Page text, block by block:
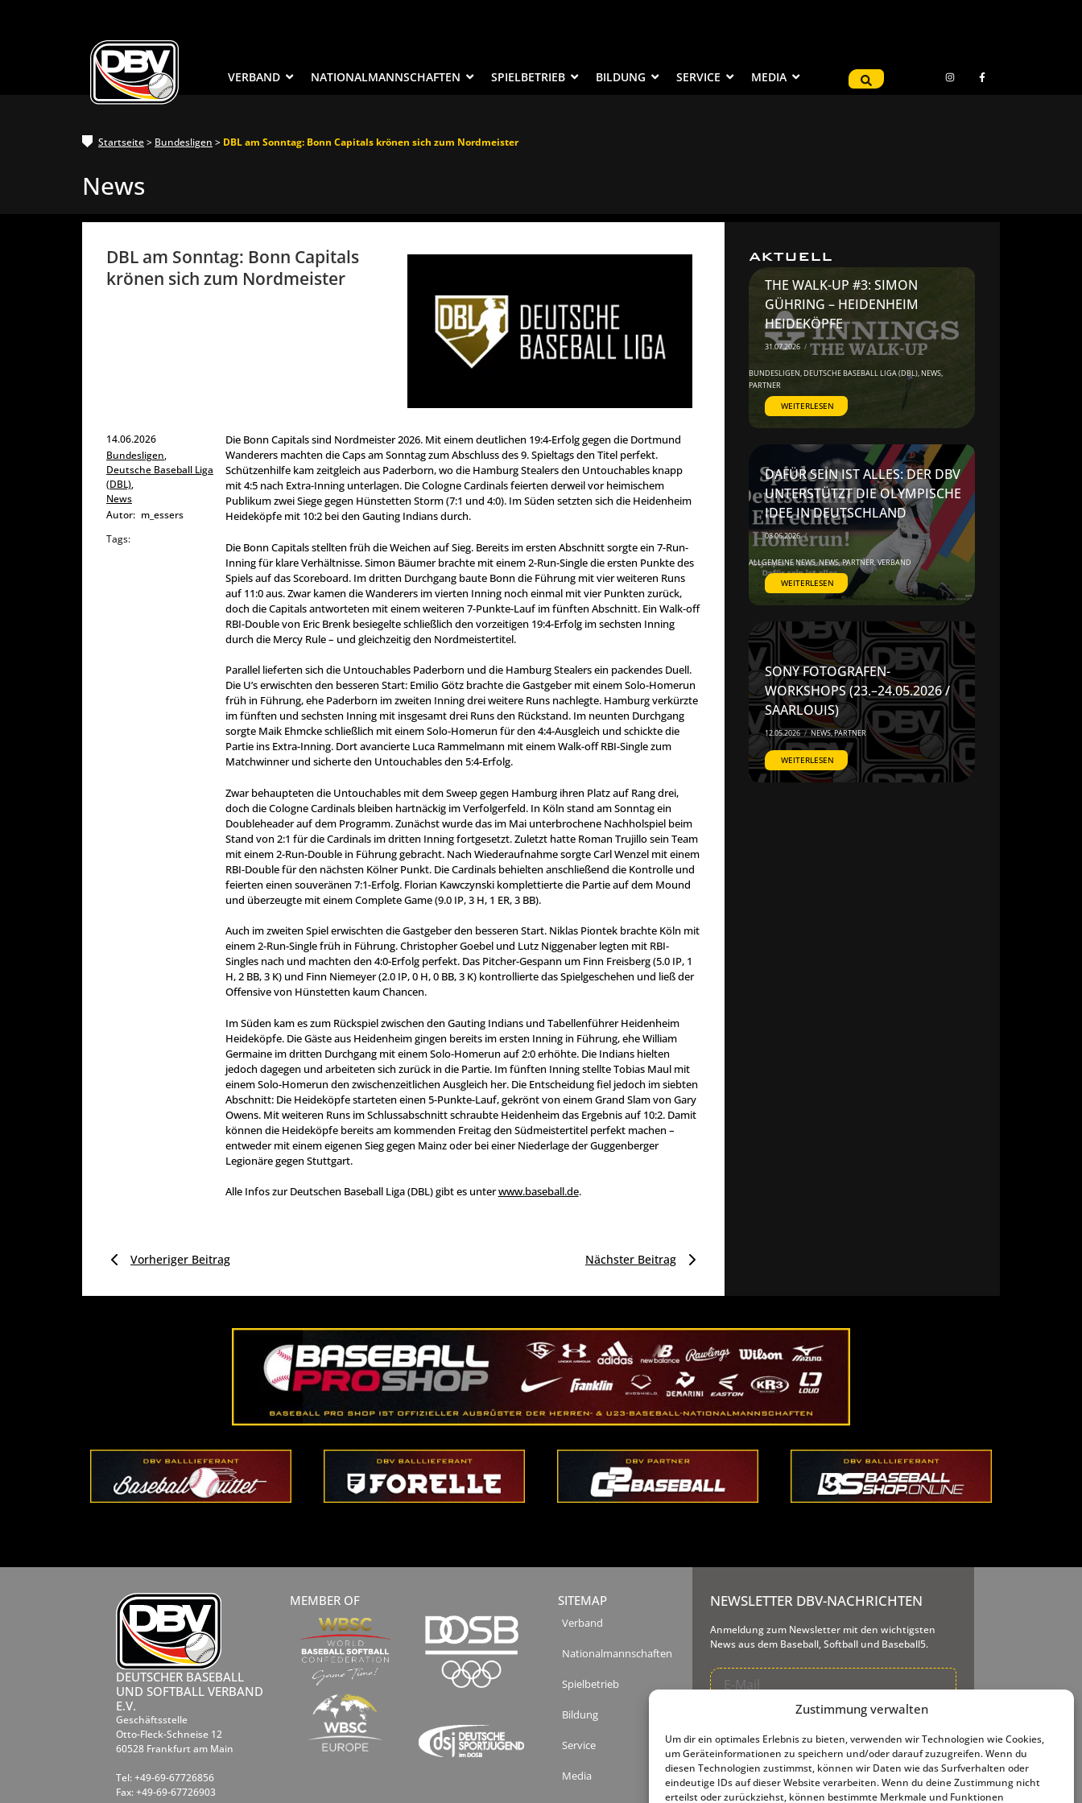
Zustimmung verwalten
Um dir ein optimales Erlebnis zu bieten, verwenden wir Technologien wie Cookies,
um Geräteinformationen zu speichern und/oder darauf zuzugreifen. Wenn du
diesen Technologien zustimmst, können wir Daten wie das Surfverhalten oder
eindeutige IDs auf dieser Website verarbeiten. Wenn du deine Zustimmung nicht
erteilst oder zurückziehst, können bestimmte Merkmale und Funktionen
VERBAND NATIONALMANNSCHAFTEN SPIELBETRIEB BILDUNG SERVICE MEDIA
Startseite> Bundesligen > DBL am Sonntag: Bonn Capitals krönen sich zum Nordmeister
News
DBL am Sonntag: Bonn Capitals
krönen sich zum Nordmeister
14.06.2026
Bundesligen,
Deutsche Baseball Liga
(DBL),
News
Autor: m_essers
Tags:
Die Bonn Capitals sind Nordmeister 2026. Mit einem deutlichen 19:4-Erfolg gegen die Dortmund
Wanderers machten die Caps am Sonntag zum Abschluss des 9. Spieltags den Titel perfekt.
Schützenhilfe kam zeitgleich aus Paderborn, wo die Hamburg Stealers den Untouchables knapp
mit 4:5 nach Extra-Inning unterlagen. Die Cologne Cardinals feierten derweil vor heimischem
Publikum zwei Siege gegen Hünstetten Storm (7:1 und 4:0). Im Süden setzten sich die Heidenheim
Heideköpfe mit 10:2 bei den Gauting Indians durch.
Die Bonn Capitals stellten früh die Weichen auf Sieg. Bereits im ersten Abschnitt sorgte ein 7-Run-
Inning für klare Verhältnisse. Simon Bäumer brachte mit einem 2-Run-Single die ersten Punkte des
Spiels auf das Scoreboard. Im dritten Durchgang baute Bonn die Führung mit vier weiteren Runs
auf 11:0 aus. Zwar kamen die Wanderers im vierten Inning noch einmal mit vier Punkten zurück,
doch die Capitals antworteten mit einem weiteren 7-Punkte-Lauf im fünften Abschnitt. Ein Walk-off
RBI-Double von Eric Brenk besiegelte schließlich den vorzeitigen 19:4-Erfolg im sechsten Inning
durch die Mercy Rule – und gleichzeitig den Nordmeistertitel.
Parallel lieferten sich die Untouchables Paderborn und die Hamburg Stealers ein packendes Duell.
Die U’s erwischten den besseren Start: Emilio Götz brachte die Gastgeber mit einem Solo-Homerun
früh in Führung, ehe Paderborn im zweiten Inning drei weitere Runs nachlegte. Hamburg verkürzte
im fünften und sechsten Inning mit insgesamt drei Runs den Rückstand. Im neunten Durchgang
sorgte Maik Ehmcke schließlich mit einem Solo-Homerun für den 4:4-Ausgleich und schickte die
Partie ins Extra-Inning. Dort avancierte Luca Rammelmann mit einem Walk-off RBI-Single zum
Matchwinner und sicherte den Untouchables den 5:4-Erfolg.
Zwar behaupteten die Untouchables mit dem Sweep gegen Hamburg ihren Platz auf Rang drei,
doch die Cologne Cardinals bleiben hartnäckig im Verfolgerfeld. In Köln stand am Sonntag ein
Doubleheader auf dem Programm. Zunächst wurde das im Mai unterbrochene Nachholspiel beim
Stand von 2:1 für die Cardinals im dritten Inning fortgesetzt. Zuletzt hatte Roman Trujillo sein Team
mit einem 2-Run-Double in Führung gebracht. Nach Wiederaufnahme sorgte Carl Wenzel mit einem
RBI-Double für den nächsten Kölner Punkt. Die Cardinals behielten anschließend die Kontrolle und
feierten einen souveränen 7:1-Erfolg. Florian Kawczynski komplettierte die Partie auf dem Mound
und überzeugte mit einem Complete Game (9.0 IP, 3 H, 1 ER, 3 BB).
Auch im zweiten Spiel erwischten die Gastgeber den besseren Start. Niklas Piontek brachte Köln mit
einem 2-Run-Single früh in Führung. Christopher Goebel und Lutz Niggenaber legten mit RBI-
Singles nach und machten den 4:0-Erfolg perfekt. Das Pitcher-Gespann um Finn Freisberg (5.0 IP, 1
H, 2 BB, 3 K) und Finn Niemeyer (2.0 IP, 0 H, 0 BB, 3 K) kontrollierte das Spielgeschehen und ließ der
Offensive von Hünstetten kaum Chancen.
Im Süden kam es zum Rückspiel zwischen den Gauting Indians und Tabellenführer Heidenheim
Heideköpfe. Die Gäste aus Heidenheim gingen bereits im ersten Inning in Führung, ehe William
Germaine im dritten Durchgang mit einem Solo-Homerun auf 2:0 erhöhte. Die Indians hielten
jedoch dagegen und arbeiteten sich zurück in die Partie. Im fünften Inning stellte Tobias Maul mit
einem Solo-Homerun den zwischenzeitlichen Ausgleich her. Die Entscheidung fiel jedoch im siebten
Abschnitt: Die Heideköpfe starteten einen 5-Punkte-Lauf, gekrönt von einem Grand Slam von Gary
Owens. Mit weiteren Runs im Schlussabschnitt schraubte Heidenheim das Ergebnis auf 10:2. Damit
können die Heideköpfe bereits am kommenden Freitag den Südmeistertitel perfekt machen –
entweder mit einem eigenen Sieg gegen Mainz oder bei einer Niederlage der Guggenberger
Legionäre gegen Stuttgart.
Alle Infos zur Deutschen Baseball Liga (DBL) gibt es unterwww.baseball.de.
Vorheriger Beitrag Nächster Beitrag
AKTUELL
THE WALK-UP #3: SIMON
GÜHRING – HEIDENHEIM
HEIDEKÖPFE
31.07.2026 /
BUNDESLIGEN,DEUTSCHE BASEBALL LIGA (DBL),NEWS,
PARTNER
WEITERLESEN
DAFÜR SEIN IST ALLES: DER DBV
UNTERSTÜTZT DIE OLYMPISCHE
IDEE IN DEUTSCHLAND
08.06.2026 /
ALLGEMEINE NEWS,NEWS,PARTNER,VERBAND
WEITERLESEN
SONY FOTOGRAFEN-
WORKSHOPS (23.–24.05.2026 /
SAARLOUIS)
12.05.2026 / NEWS,PARTNER
WEITERLESEN
DEUTSCHER BASEBALL
UND SOFTBALL VERBAND
E.V.
Geschäftsstelle
Otto-Fleck-Schneise 12
60528 Frankfurt am Main
Tel: +49-69-67726856
Fax: +49-69-67726903
MEMBER OF SITEMAP
Verband
Nationalmannschaften
Spielbetrieb
Bildung
Service
Media
NEWSLETTER DBV-NACHRICHTEN
Anmeldung zum Newsletter mit den wichtigsten
News aus dem Baseball, Softball und Baseball5.
unseren Newsletter und Informationen über unsere
Tätigkeiten zu senden. Ihnen steht jederzeit der
Abmeldelink zur Verfügung, den wir in jede
gesendete E-Mail einfügen.